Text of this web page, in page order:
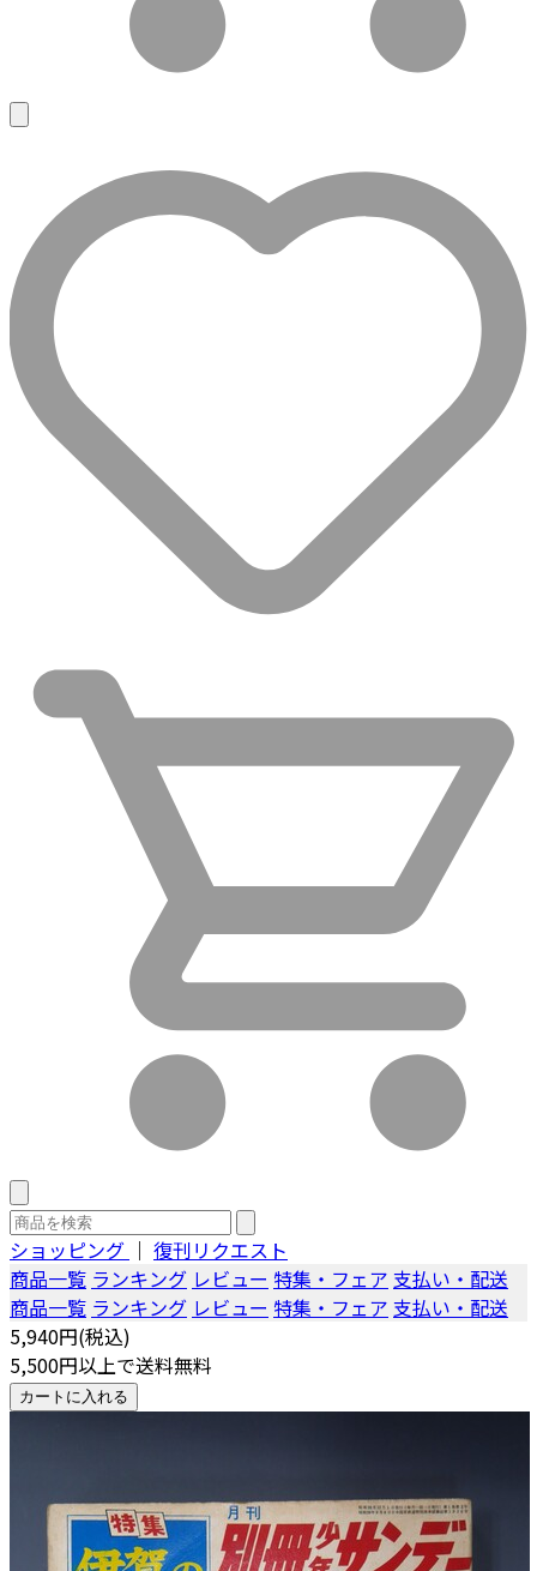
ショッピング ｜ 復刊リクエスト
商品一覧 ランキング レビュー 特集・フェア 支払い・配送
商品一覧 ランキング レビュー 特集・フェア 支払い・配送
5,940円(税込)
5,500円以上で送料無料
カートに入れる